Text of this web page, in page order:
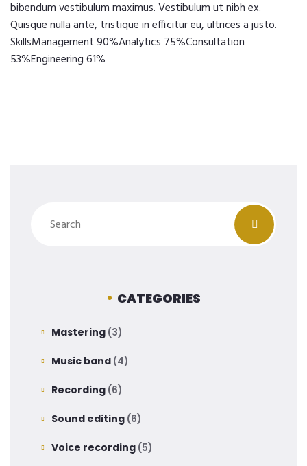
bibendum vestibulum maximus. Vestibulum ut nibh ex.
Quisque nulla ante, tristique in efficitur eu, ultrices a justo.
SkillsManagement 90%Analytics 75%Consultation
53%Engineering 61%
CATEGORIES
Mastering (3)
Music band (4)
Recording (6)
Sound editing (6)
Voice recording (5)